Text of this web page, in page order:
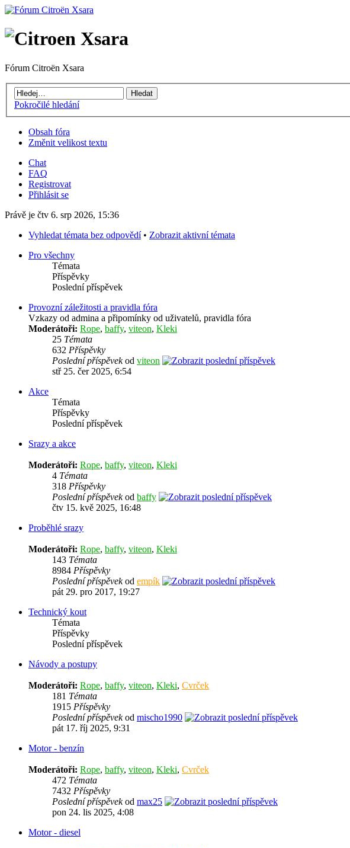
Fórum Citroën Xsara
Pokročilé hledání
Obsah fóra
Změnit velikost textu
Chat
FAQ
Registrovat
Přihlásit se
Právě je čtv 6. srp 2026, 15:36
Vyhledat témata bez odpovědí • Zobrazit aktivní témata
Pro všechny
Témata
Příspěvky
Poslední příspěvek
Provozní záležitosti a pravidla fóra
Vzkazy od admina a připomínky od uživatelů, pravidla fóra
Moderátoři: Rope, baffy, viteon, Kleki
25 Témata
632 Příspěvky
Poslední příspěvekod viteon
stř 25. čer 2025, 6:54
Akce
Témata
Příspěvky
Poslední příspěvek
Srazy a akce
Moderátoři: Rope, baffy, viteon, Kleki
4 Témata
318 Příspěvky
Poslední příspěvekod baffy
čtv 15. kvě 2025, 16:48
Proběhlé srazy
Moderátoři: Rope, baffy, viteon, Kleki
143 Témata
8984 Příspěvky
Poslední příspěvekod empík
pát 29. pro 2017, 19:27
Technický kout
Témata
Příspěvky
Poslední příspěvek
Návody a postupy
Moderátoři: Rope, baffy, viteon, Kleki, Cvrček
181 Témata
1915 Příspěvky
Poslední příspěvekod mischo1990
pát 17. říj 2025, 9:31
Motor - benzín
Moderátoři: Rope, baffy, viteon, Kleki, Cvrček
472 Témata
7432 Příspěvky
Poslední příspěvekod max25
pon 24. lis 2025, 4:08
Motor - diesel